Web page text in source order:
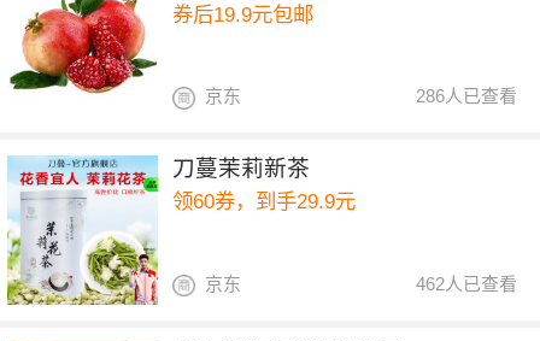
券后19.9元包邮
286人已查看
京东
刀蔓茉莉新茶
领60券，到手29.9元
462人已查看
京东